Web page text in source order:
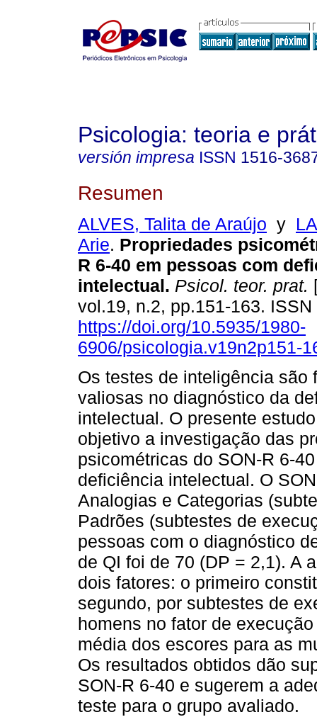
Psicologia: teoria e
versión impresa ISSN 1516-
Resumen
ALVES, Talita de Araújo y
Arie. Propriedades
R 6-40 em pessoas com
intelectual. Psicol. teor. prat.
vol.19, n.2, pp.151-163.
https://doi.org/10.5935/1980-
6906/psicologia.v19n2p151-
Os testes de inteligência são
valiosas no diagnóstico da
intelectual. O presente
objetivo a investigação das
psicométricas do SON-R 6-
deficiência intelectual. O
Analogias e Categorias
Padrões (subtestes de
pessoas com o diagnóstico
de QI foi de 70 (DP = 2,1). A
dois fatores: o primeiro
segundo, por subtestes de
homens no fator de
média dos escores para as
Os resultados obtidos dão
SON-R 6-40 e sugerem a
teste para o grupo avaliado.